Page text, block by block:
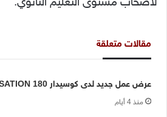
مقالات متعلقة
عرض عمل جديد لدى كوسيدار COSIDER CANALISATION 180
منذ 4 أيام